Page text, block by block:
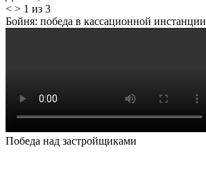
< > 1 из 3
Бойня: победа в кассационной инстанции
Победа над застройщиками